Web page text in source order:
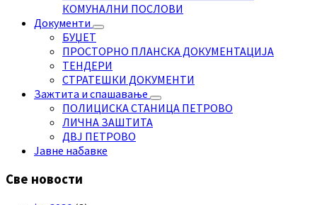
КОМУНАЛНИ ПОСЛОВИ
Документи
БУЏЕТ
ПРОСТОРНО ПЛАНСКА ДОКУМЕНТАЦИЈА
ТЕНДЕРИ
СТРАТЕШКИ ДОКУМЕНТИ
Зажтита и спашавање
ПОЛИЦИСКА СТАНИЦА ПЕТРОВО
ЛИЧНА ЗАШТИТА
ДВЈ ПЕТРОВО
Јавне набавке
Све новости